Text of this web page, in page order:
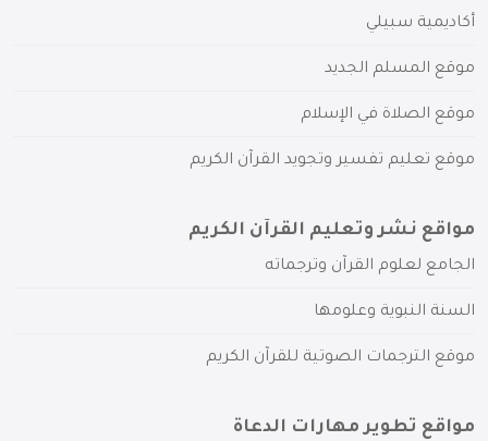
أكاديمية سبيلي
موقع المسلم الجديد
موقع الصلاة في الإسلام
موقع تعليم تفسير وتجويد القرآن الكريم
مواقع نشر وتعليم القرآن الكريم
الجامع لعلوم القرآن وترجماته
السنة النبوية وعلومها
موقع الترجمات الصوتية للقرآن الكريم
مواقع تطوير مهارات الدعاة